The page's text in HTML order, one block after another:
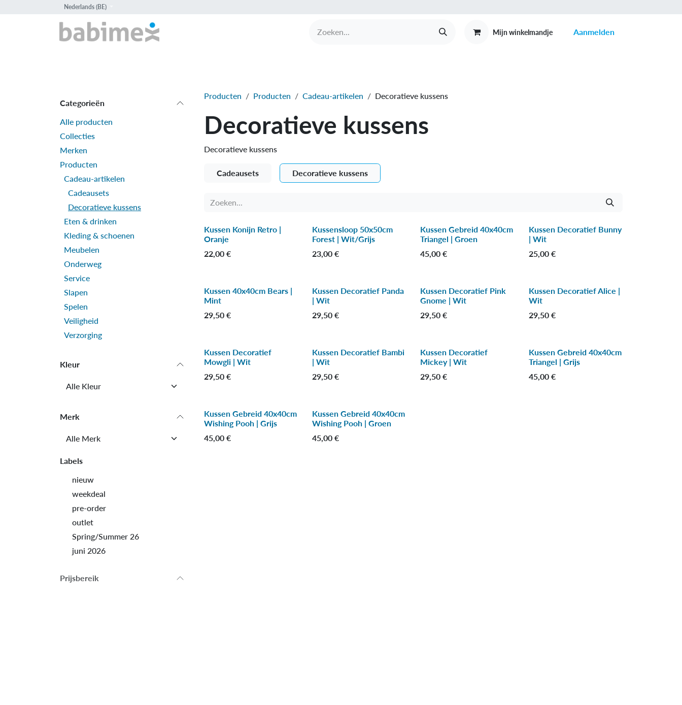
Overslaan naar inhoudNederlands (BE)
Mijn winkelmandje Aanmelden
Categorieën
Alle producten
Collecties
Merken
Producten
Cadeau-artikelen
Cadeausets
Decoratieve kussens
Eten & drinken
Kleding & schoenen
Meubelen
Onderweg
Service
Slapen
Spelen
Veiligheid
Verzorging
Kleur
Merk
Labels
nieuw
weekdeal
pre-order
outlet
Spring/Summer 26
juni 2026
Prijsbereik
Producten Producten Cadeau-artikelen Decoratieve kussens
Decoratieve kussens
Decoratieve kussens
Cadeausets Decoratieve kussens
-50 %
Kussen Konijn Retro |
Oranje
22,00 €
-50 %
Kussensloop 50x50cm
Forest | Wit/Grijs
23,00 €
-30 %
Kussen Gebreid 40x40cm
Triangel | Groen
45,00 €
Kussen Decoratief Bunny
| Wit
25,00€
Kussen 40x40cm Bears |
Mint
29,50 €
Kussen Decoratief Panda
| Wit
29,50 €
Kussen Decoratief Pink
Gnome | Wit
29,50 €
Kussen Decoratief Alice |
Wit
29,50€
Kussen Decoratief
Mowgli | Wit
29,50 €
Kussen Decoratief Bambi
| Wit
29,50 €
Kussen Decoratief
Mickey | Wit
29,50 €
-30 %
Kussen Gebreid 40x40cm
Triangel | Grijs
45,00€
-30 %
Kussen Gebreid 40x40cm
Wishing Pooh | Grijs
45,00 €
-30 %
Kussen Gebreid 40x40cm
Wishing Pooh | Groen
45,00 €